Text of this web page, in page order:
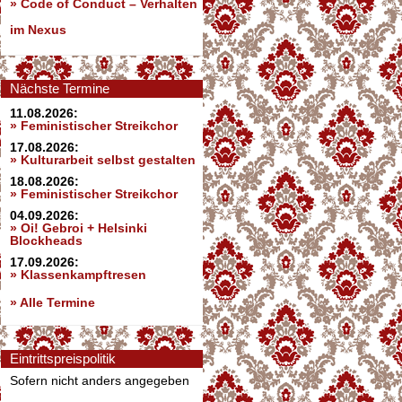
» Code of Conduct – Verhalten
im Nexus
Nächste Termine
11.08.2026:
» Feministischer Streikchor
17.08.2026:
» Kulturarbeit selbst gestalten
18.08.2026:
» Feministischer Streikchor
04.09.2026:
» Oi! Gebroi + Helsinki
Blockheads
17.09.2026:
» Klassenkampftresen
» Alle Termine
Eintrittspreispolitik
Sofern nicht anders angegeben